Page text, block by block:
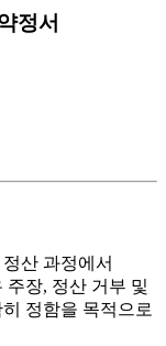
정서
산 과정에서
주장, 정산 거부 및
정함을 목적으로